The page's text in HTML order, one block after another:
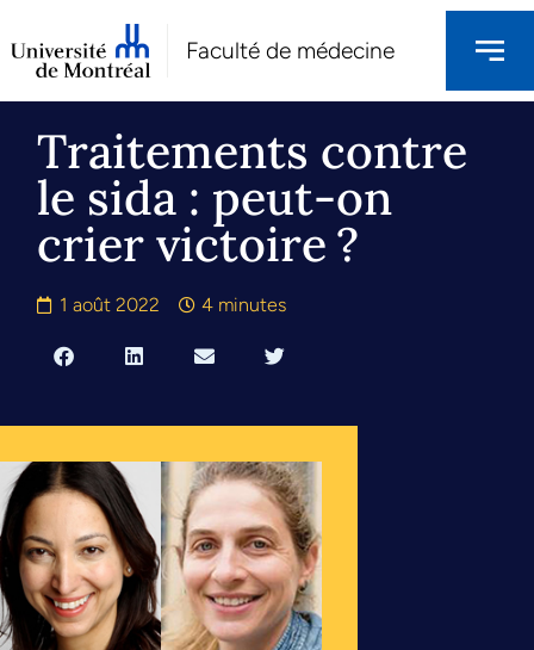
Faculté de médecine
Traitements contre
le sida : peut-on
crier victoire ?
1 août 2022 4 minutes